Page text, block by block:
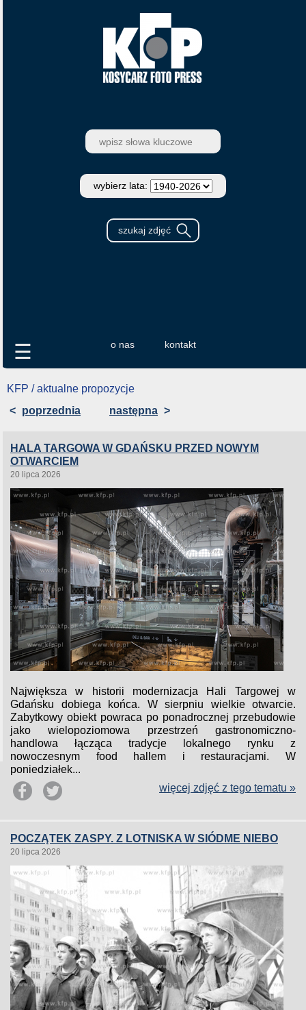
wybierz lata:
o nas kontakt
☰
KFP / aktualne propozycje
< poprzednia następna >
HALA TARGOWA W GDAŃSKU PRZED NOWYM
OTWARCIEM
20 lipca 2026
Największa w historii modernizacja Hali Targowej w
Gdańsku dobiega końca. W sierpniu wielkie otwarcie.
Zabytkowy obiekt powraca po ponadrocznej przebudowie
jako wielopoziomowa przestrzeń gastronomiczno-
handlowa łącząca tradycje lokalnego rynku z
nowoczesnym food hallem i restauracjami. W
poniedziałek...
więcej zdjęć z tego tematu »
POCZĄTEK ZASPY. Z LOTNISKA W SIÓDME NIEBO
20 lipca 2026